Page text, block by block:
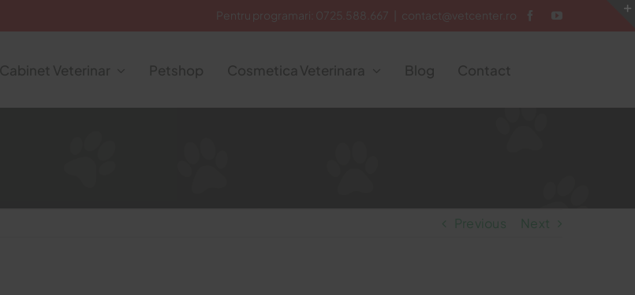
Pentru programari: 0725.588.667 contact@vetcenter.ro
Cabinet Veterinar Petshop Cosmetica Veterinara Blog Contact
Previous Next